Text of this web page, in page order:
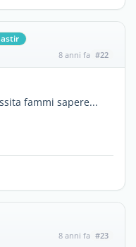
8 anni fa #22
fammi sapere...
8 anni fa #23